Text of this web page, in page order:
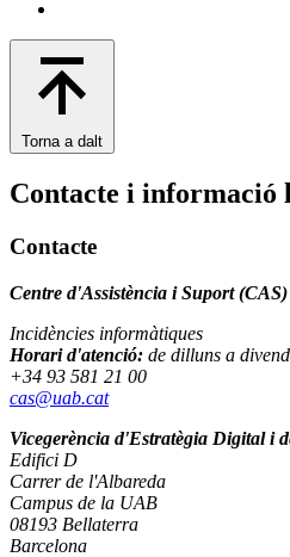
Torna a dalt
Contacte i informació
Contacte
Centre d'Assistència i Suport (CAS)
Incidències informàtiques
Horari d'atenció: de dilluns a
+34 93 581 21 00
cas@uab.cat
Vicegerència d'Estratègia Digital i
Edifici D
Carrer de l'Albareda
Campus de la UAB
08193 Bellaterra
Barcelona